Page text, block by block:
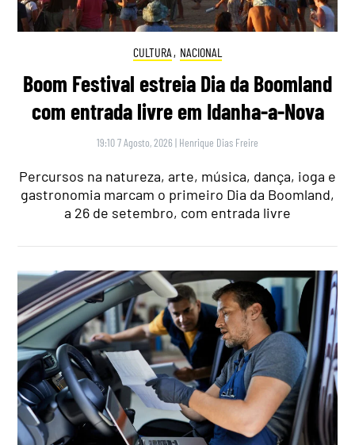
CULTURA , NACIONAL
Boom Festival estreia Dia da Boomland
com entrada livre em Idanha-a-Nova
19:10 7 Agosto, 2026 | Henrique Dias Freire
Percursos na natureza, arte, música, dança, ioga e
gastronomia marcam o primeiro Dia da Boomland,
a 26 de setembro, com entrada livre